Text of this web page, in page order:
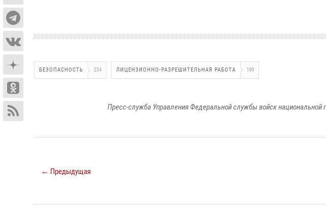
БЕЗОПАСНОСТЬ 234 ЛИЦЕНЗИОННО-РАЗРЕШИТЕЛЬНАЯ РАБОТА 199
Пресс-служба Управления Федеральной службы войск
← Предыдущая